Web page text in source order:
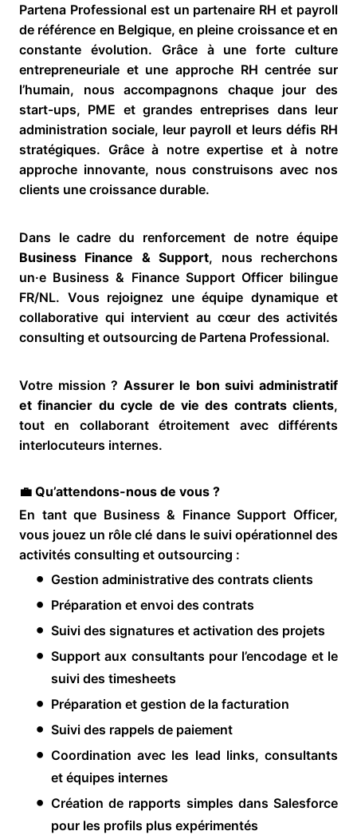
Partena Professional est un partenaire RH et payroll
de référence en Belgique, en pleine croissance et en
constante évolution. Grâce à une forte culture
entrepreneuriale et une approche RH centrée sur
l’humain, nous accompagnons chaque jour des
start-ups, PME et grandes entreprises dans leur
administration sociale, leur payroll et leurs défis RH
stratégiques. Grâce à notre expertise et à notre
approche innovante, nous construisons avec nos
clients une croissance durable.
Dans le cadre du renforcement de notre équipe
Business Finance & Support, nous recherchons
un·e Business & Finance Support Officer bilingue
FR/NL. Vous rejoignez une équipe dynamique et
collaborative qui intervient au cœur des activités
consulting et outsourcing de Partena Professional.
Votre mission ? Assurer le bon suivi administratif
et financier du cycle de vie des contrats clients,
tout en collaborant étroitement avec différents
interlocuteurs internes.
💼 Qu’attendons-nous de vous ?
En tant que Business & Finance Support Officer,
vous jouez un rôle clé dans le suivi opérationnel des
activités consulting et outsourcing :
Gestion administrative des contrats clients
Préparation et envoi des contrats
Suivi des signatures et activation des projets
Support aux consultants pour l’encodage et le
suivi des timesheets
Préparation et gestion de la facturation
Suivi des rappels de paiement
Coordination avec les lead links, consultants
et équipes internes
Création de rapports simples dans Salesforce
pour les profils plus expérimentés